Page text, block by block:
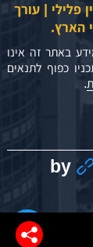
פלילי | עורך
באתר זה אינו
כפוף לתנאים
.
by